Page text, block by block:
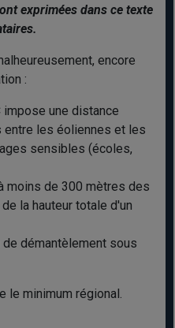
exprimées dans ce texte
encore
:
impose une distance
les éoliennes et les
sensibles (écoles,
moins de 300 mètres des
la hauteur totale d'un
démantèlement sous
le minimum régional.